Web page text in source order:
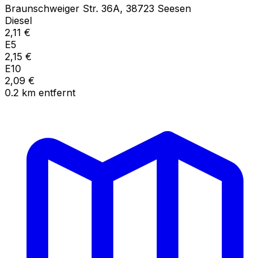
Braunschweiger Str. 36A, 38723 Seesen
Diesel
2,11 €
E5
2,15 €
E10
2,09 €
0.2 km entfernt